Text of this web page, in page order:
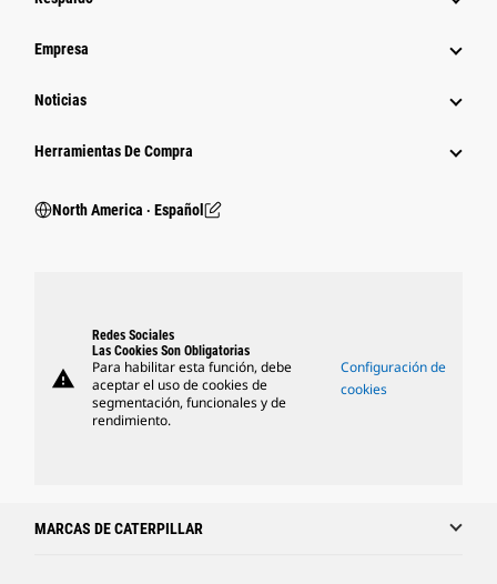
Empresa
Noticias
Herramientas De Compra
North America ‧ Español
warning
Redes Sociales
Las Cookies Son Obligatorias
Para habilitar esta función, debe
aceptar el uso de cookies de
segmentación, funcionales y de
rendimiento.
Configuración de
cookies
MARCAS DE CATERPILLAR